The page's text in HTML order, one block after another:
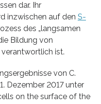
dar. Ihr
inzwischen auf den S-
des „langsamen
Bildung von
verantwortlich ist.
von C.
Dezember 2017 unter
on the surface of the